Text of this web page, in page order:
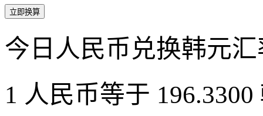
立即换算
今日人民币兑换韩元
1 人民币等于